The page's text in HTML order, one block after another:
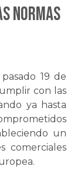
normas
19 de
con las
ya hasta
un
comerciales